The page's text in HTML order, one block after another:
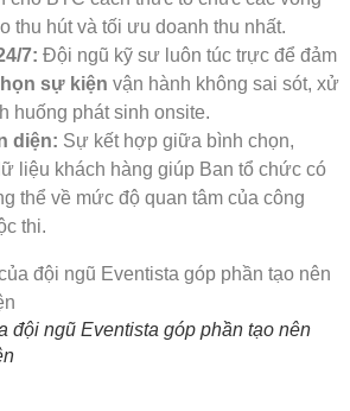
thu hút và tối ưu doanh thu nhất.
7: Đội ngũ kỹ sư luôn túc trực để đảm
sự kiện vận hành không sai sót, xử
huống phát sinh onsite.
diện: Sự kết hợp giữa bình chọn,
liệu khách hàng giúp Ban tổ chức có
thể về mức độ quan tâm của công
thi.
đội ngũ Eventista góp phần tạo nên